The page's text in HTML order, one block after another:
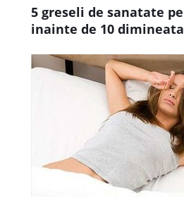
5 greseli de sanatate
inainte de 10 dimineata